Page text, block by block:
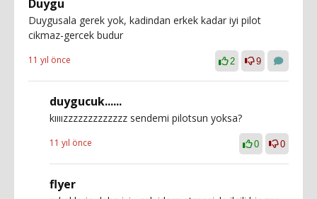
Duygu
Duygusala gerek yok, kadindan erkek kadar iyi pilot
cikmaz-gercek budur
11 yıl önce 2 9
duygucuk......
kıııızzzzzzzzzzzzz sendemi pilotsun yoksa?
11 yıl önce 0 0
flyer